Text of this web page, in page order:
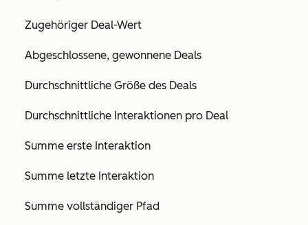
Zugehöriger Deal-Wert
Abgeschlossene, gewonnene Deals
Durchschnittliche Größe des Deals
Durchschnittliche Interaktionen pro Deal
Summe erste Interaktion
Summe letzte Interaktion
Summe vollständiger Pfad